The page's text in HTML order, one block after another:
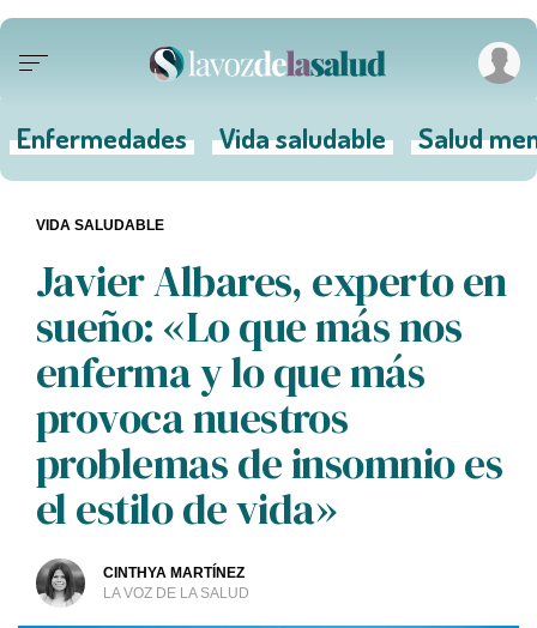
Enfermedades Vida saludable Salud
Javier Albares, experto en
sueño: «Lo que más nos
enferma y lo que más
provoca nuestros
problemas de insomnio es
el estilo de vida»
CINTHYA MARTÍNEZ
LA VOZ DE LA SALUD
VIDA SALUDABLE